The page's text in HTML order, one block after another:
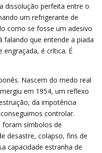
dissolução perfeita entre o
um refrigerante de
como se fosse um adesivo
falando que entende a piada
engraçada, é crítica. É
Nascem do medo real
em 1954, um reflexo
da impotência
controlar.
foram símbolos de
desastre, colapso, fins de
capacidade estranha de